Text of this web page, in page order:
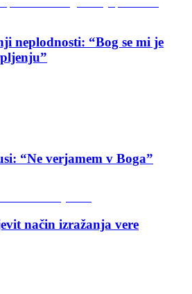
neplodnosti: “Bog se mi je
“Ne verjamem v Boga”
način izražanja vere